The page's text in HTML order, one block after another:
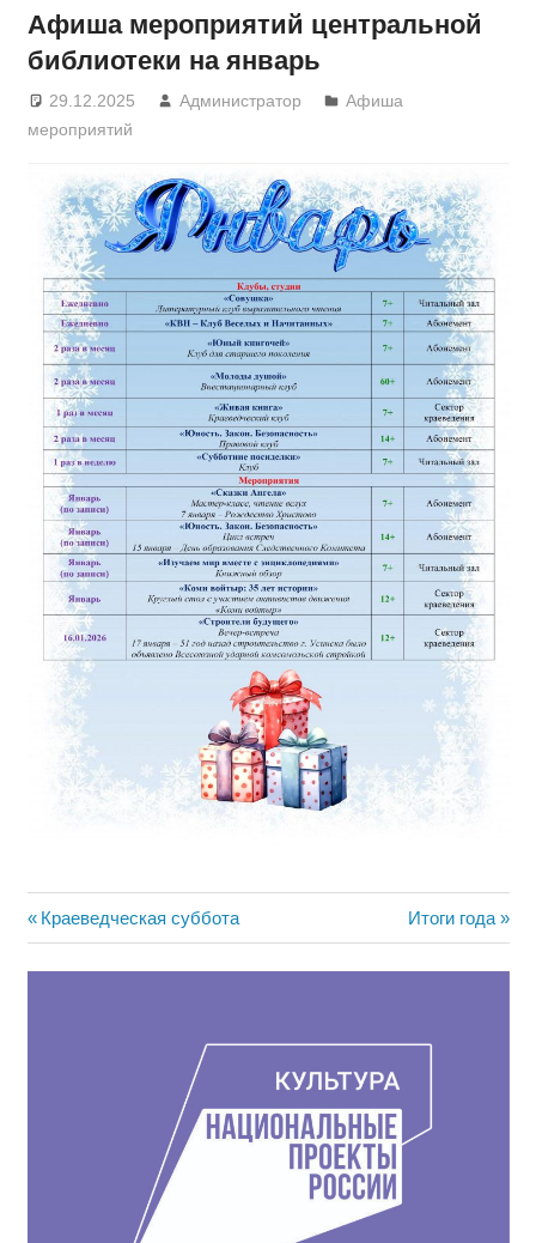
Афиша мероприятий центральной
библиотеки на январь
29.12.2025 Администратор
Афиша
мероприятий
Навигация
по
Предыдущая
запись:
Краеведческая суббота
Следующая
запись:
Итоги года